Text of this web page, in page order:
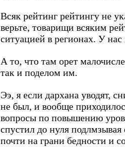
Всяк рейтинг рейтингу не
верьте, товарищи всяким
ситуацией в регионах. У
А то, что там орет
так и поделом им.
Ээ, я если дархана уводят,
не был, и вообще
вопросы по повышению
спустил до нуля
почти на грани бедности и